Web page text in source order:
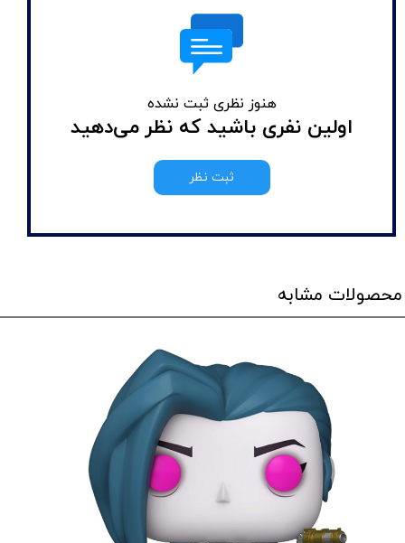
هنوز نظری ثبت نشده
اولین نفری باشید که نظر می‌دهید
ثبت نظر
محصولات مشابه